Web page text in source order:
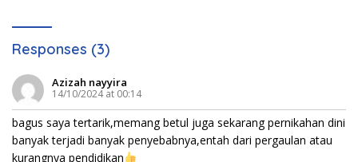
Responses (3)
Azizah nayyira
14/10/2024 at 00:14
bagus saya tertarik,memang betul juga sekarang pernikahan dini
banyak terjadi banyak penyebabnya,entah dari pergaulan atau
kurangnya pendidikan